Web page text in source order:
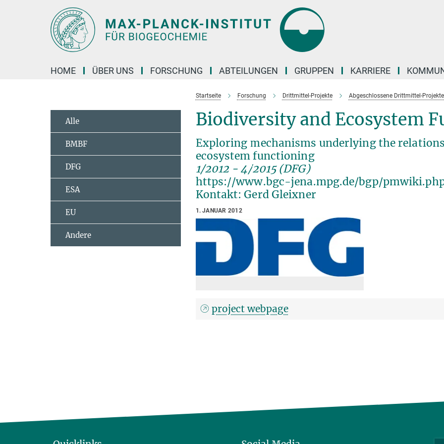
HOME ÜBER UNS FORSCHUNG ABTEILUNGEN GRUPPEN KARRIERE
Startseite Forschung Drittmittel-Projekte Abgeschlossene Drittmittel-
Biodiversity and Ecosystem
Exploring mechanisms underlying the
ecosystem functioning
1/2012 - 4/2015 (DFG)
https://www.bgc-jena.mpg.de/bgp/
Kontakt: Gerd Gleixner
1. JANUAR 2012
project webpage
Alle
BMBF
DFG
ESA
EU
Andere